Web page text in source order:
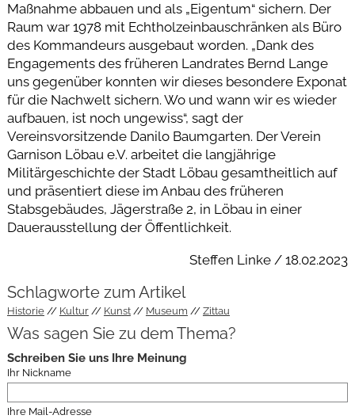
Maßnahme abbauen und als „Eigentum“ sichern. Der
Raum war 1978 mit Echtholzeinbauschränken als Büro
des Kommandeurs ausgebaut worden. „Dank des
Engagements des früheren Landrates Bernd Lange
uns gegenüber konnten wir dieses besondere Exponat
für die Nachwelt sichern. Wo und wann wir es wieder
aufbauen, ist noch ungewiss“, sagt der
Vereinsvorsitzende Danilo Baumgarten. Der Verein
Garnison Löbau e.V. arbeitet die langjährige
Militärgeschichte der Stadt Löbau gesamtheitlich auf
und präsentiert diese im Anbau des früheren
Stabsgebäudes, Jägerstraße 2, in Löbau in einer
Dauerausstellung der Öffentlichkeit.
Steffen Linke / 18.02.2023
Schlagworte zum Artikel
Historie Kultur Kunst Museum Zittau
Was sagen Sie zu dem Thema?
Schreiben Sie uns Ihre Meinung
Ihr Nickname
Ihre Mail-Adresse